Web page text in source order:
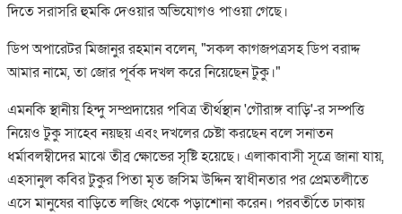
দিতে সরাসরি হুমকি দেওয়ার অভিযোগও পাওয়া গেছে।
ডিপ অপারেটর মিজানুর রহমান বলেন, "সকল কাগজপত্রসহ ডিপ বরাদ্দ
আমার নামে, তা জোর পূর্বক দখল করে নিয়েছেন টুকু।"
​এমনকি স্থানীয় হিন্দু সম্প্রদায়ের পবিত্র তীর্থস্থান 'গৌরাঙ্গ বাড়ি'-র সম্পত্তি
নিয়েও টুকু সাহেব নয়ছয় এবং দখলের চেষ্টা করছেন বলে সনাতন
ধর্মাবলম্বীদের মাঝে তীব্র ক্ষোভের সৃষ্টি হয়েছে। এলাকাবাসী সূত্রে জানা যায়,
এহসানুল কবির টুকুর পিতা মৃত জসিম উদ্দিন স্বাধীনতার পর প্রেমতলীতে
এসে মানুষের বাড়িতে লজিং থেকে পড়াশোনা করেন। পরবর্তীতে ঢাকায়